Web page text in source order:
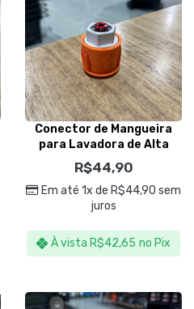
Conector de Mangueira
para Lavadora de Alta
Pressão Lavor 4000PSI –
Kers
R$44,90
Em até 1x de R$44,90 sem
juros
À vista R$42,65 no Pix